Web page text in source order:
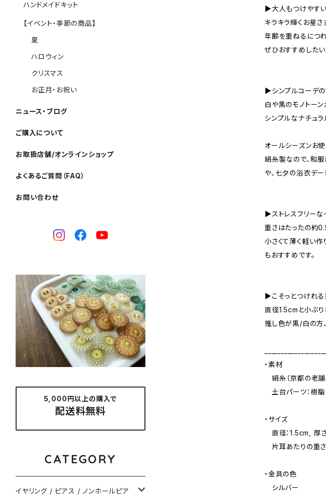
▶大人もつけやす
キラキラ輝くお星さ
年齢を重ねるにつ
ぜひおすすめしたい
▶シンプルコーデの
白や黒のモノトーン
シンプルなナチュ
オールシーズンお使
絹糸製なので、和
や、七夕の浴衣デー
▶ストレスフリーな
重さはたったの約
小さくて薄く軽い
もおすすめです。
▶こそっとつけれる
直径1.5cmと小ぶり
推し色が黒/白の方
・素材
絹糸（京都の老舗
土台パーツ：樹脂
・サイズ
直径：1.5cm, 厚
片耳あたりの重
・金具の色
シルバー
ハンドメイドキット
【イベント・季節の商品】
夏
ハロウィン
クリスマス
お正月・お祝い
ニュース・ブログ
ご購入について
お取扱店舗/オンラインショップ
よくあるご質問（FAQ）
お問い合わせ
5,000円以上の購入で
配送料無料
CATEGORY
イヤリング / ピアス / ノンホールピア